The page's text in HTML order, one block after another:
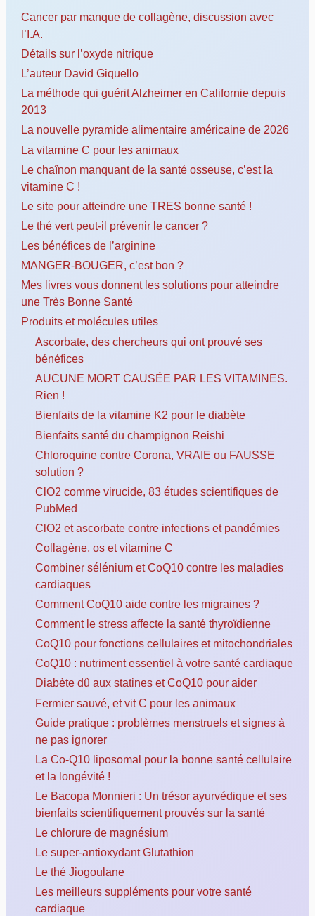
Cancer par manque de collagène, discussion avec
l’I.A.
Détails sur l’oxyde nitrique
L’auteur David Giquello
La méthode qui guérit Alzheimer en Californie depuis
2013
La nouvelle pyramide alimentaire américaine de 2026
La vitamine C pour les animaux
Le chaînon manquant de la santé osseuse, c’est la
vitamine C !
Le site pour atteindre une TRES bonne santé !
Le thé vert peut-il prévenir le cancer ?
Les bénéfices de l’arginine
MANGER-BOUGER, c’est bon ?
Mes livres vous donnent les solutions pour atteindre
une Très Bonne Santé
Produits et molécules utiles
Ascorbate, des chercheurs qui ont prouvé ses
bénéfices
AUCUNE MORT CAUSÉE PAR LES VITAMINES.
Rien !
Bienfaits de la vitamine K2 pour le diabète
Bienfaits santé du champignon Reishi
Chloroquine contre Corona, VRAIE ou FAUSSE
solution ?
ClO2 comme virucide, 83 études scientifiques de
PubMed
ClO2 et ascorbate contre infections et pandémies
Collagène, os et vitamine C
Combiner sélénium et CoQ10 contre les maladies
cardiaques
Comment CoQ10 aide contre les migraines ?
Comment le stress affecte la santé thyroïdienne
CoQ10 pour fonctions cellulaires et mitochondriales
CoQ10 : nutriment essentiel à votre santé cardiaque
Diabète dû aux statines et CoQ10 pour aider
Fermier sauvé, et vit C pour les animaux
Guide pratique : problèmes menstruels et signes à
ne pas ignorer
La Co-Q10 liposomal pour la bonne santé cellulaire
et la longévité !
Le Bacopa Monnieri : Un trésor ayurvédique et ses
bienfaits scientifiquement prouvés sur la santé
Le chlorure de magnésium
Le super-antioxydant Glutathion
Le thé Jiogoulane
Les meilleurs suppléments pour votre santé
cardiaque